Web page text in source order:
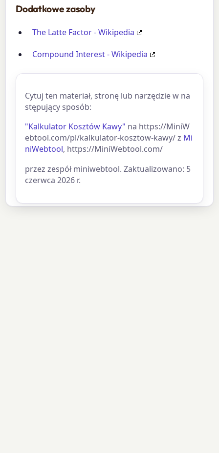
Dodatkowe zasoby
The Latte Factor - Wikipedia
Compound Interest - Wikipedia
Cytuj ten materiał, stronę lub narzędzie w na
stępujący sposób:
"Kalkulator Kosztów Kawy" na https://MiniW
ebtool.com/pl/kalkulator-kosztow-kawy/ z Mi
niWebtool, https://MiniWebtool.com/
przez zespół miniwebtool. Zaktualizowano: 5
czerwca 2026 r.